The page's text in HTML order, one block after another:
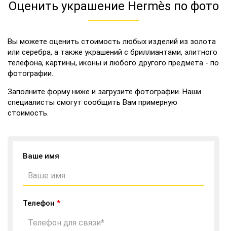
Оценить украшение Hermès по фото
Вы можете оценить стоимость любых изделий из золота
или серебра, а также украшений с бриллиантами, элитного
телефона, картины, иконы и любого другого предмета - по
фотографии.
Заполните форму ниже и загрузите фотографии. Наши
специалисты смогут сообщить Вам примерную
стоимость.
Ваше имя
Телефон *